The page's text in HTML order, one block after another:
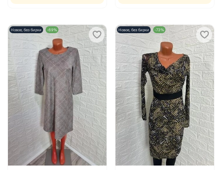
Новое, без бирки -69% Новое, без бирки -73%